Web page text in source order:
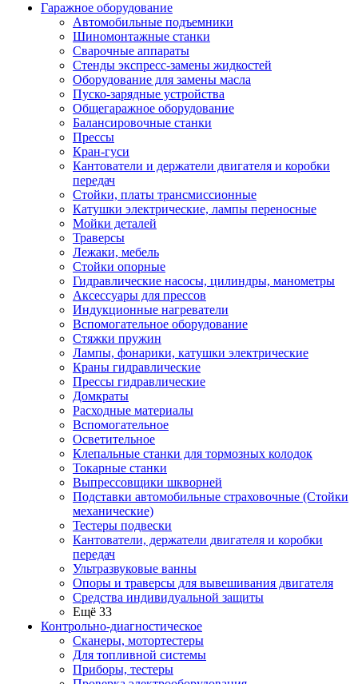
Гаражное оборудование
Автомобильные подъемники
Шиномонтажные станки
Сварочные аппараты
Стенды экспресс-замены жидкостей
Оборудование для замены масла
Пуско-зарядные устройства
Общегаражное оборудование
Балансировочные станки
Прессы
Кран-гуси
Кантователи и держатели двигателя и коробки
передач
Стойки, платы трансмиссионные
Катушки электрические, лампы переносные
Мойки деталей
Траверсы
Лежаки, мебель
Стойки опорные
Гидравлические насосы, цилиндры, манометры
Аксессуары для прессов
Индукционные нагреватели
Вспомогательное оборудование
Стяжки пружин
Лампы, фонарики, катушки электрические
Краны гидравлические
Прессы гидравлические
Домкраты
Расходные материалы
Вспомогательное
Осветительное
Клепальные станки для тормозных колодок
Токарные станки
Выпрессовщики шкворней
Подставки автомобильные страховочные (Стойки
механические)
Тестеры подвески
Кантователи, держатели двигателя и коробки
передач
Ультразвуковые ванны
Опоры и траверсы для вывешивания двигателя
Средства индивидуальной защиты
Ещё 33
Контрольно-диагностическое
Сканеры, мотортестеры
Для топливной системы
Приборы, тестеры